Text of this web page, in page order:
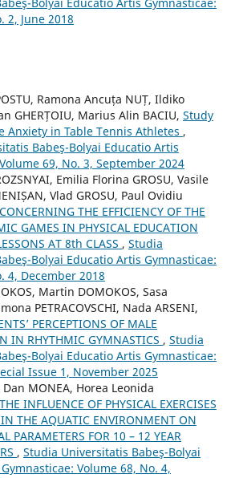
2, June 2018
Ramona Ancuța NUȚ, Ildiko
GHERȚOIU, Marius Alin BACIU, Study
Anxiety in Table Tennis Athletes ,
Babeş-Bolyai Educatio Artis
69, No. 3, September 2024
Emilia Florina GROSU, Vasile
Vlad GROSU, Paul Ovidiu
THE EFFICIENCY OF THE
GAMES IN PHYSICAL EDUCATION
AT 8th CLASS , Studia
Bolyai Educatio Artis Gymnasticae:
4, December 2018
Martin DOMOKOS, Sasa
PETRACOVSCHI, Nada ARSENI,
PERCEPTIONS OF MALE
IN RHYTHMIC GYMNASTICS , Studia
Bolyai Educatio Artis Gymnasticae:
Issue 1, November 2025
MONEA, Horea Leonida
THE INFLUENCE OF PHYSICAL EXERCISES
THE AQUATIC ENVIRONMENT ON
PARAMETERS FOR 10 – 12 YEAR
, Studia Universitatis Babeş-Bolyai
Volume 68, No. 4,